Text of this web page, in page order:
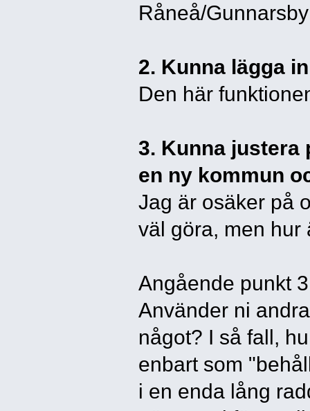
Råneå/
2. Kunna lägga
Den här
3. Kunna justera
en ny kommun
Jag är osäker på
väl göra, men hur
Angående punkt
Använder ni
något? I så fall,
enbart som
i en enda lång